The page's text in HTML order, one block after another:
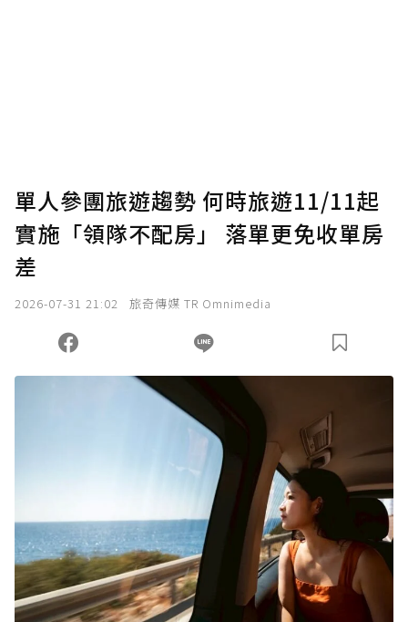
確認送出
您當前剩餘 U 利點數：0點；前往 購買點數
單人參團旅遊趨勢 何時旅遊11/11起
實施「領隊不配房」 落單更免收單房
差
2026-07-31 21:02 旅奇傳媒 TR Omnimedia